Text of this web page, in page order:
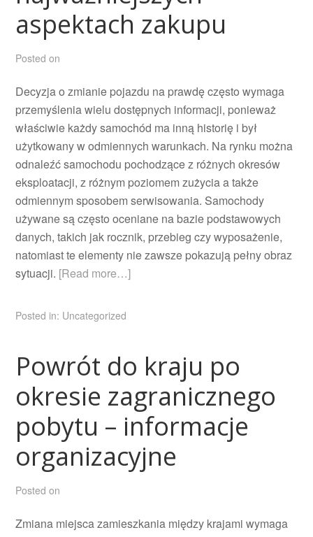
aspektach zakupu
Posted on
Decyzja o zmianie pojazdu na prawdę często wymaga
przemyślenia wielu dostępnych informacji, ponieważ
właściwie każdy samochód ma inną historię i był
użytkowany w odmiennych warunkach. Na rynku można
odnaleźć samochodu pochodzące z różnych okresów
eksploatacji, z różnym poziomem zużycia a także
odmiennym sposobem serwisowania. Samochody
używane są często oceniane na bazie podstawowych
danych, takich jak rocznik, przebieg czy wyposażenie,
natomiast te elementy nie zawsze pokazują pełny obraz
sytuacji. [Read more…]
Posted in: Uncategorized
Powrót do kraju po
okresie zagranicznego
pobytu – informacje
organizacyjne
Posted on
Zmiana miejsca zamieszkania między krajami wymaga